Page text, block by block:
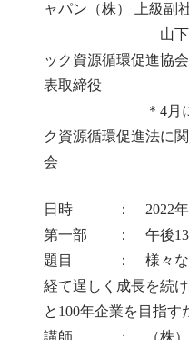
ャパン（株） 上級副
山下 強 氏
ック資源循環促進協
表取締役
＊4月にスタ
ク資源循環促進法に
会
日時 ： 2022年7
第一部 ： 午後13
題目 ： 様々な苦
経て逞しく成長を続
と100年企業を目指
講師 ： （株）真